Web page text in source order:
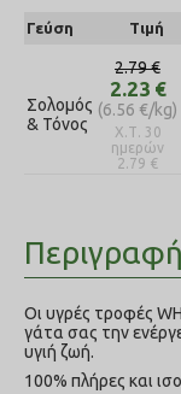
Γεύση Τιμή
Σολομός
& Τόνος
2.79€
2.23 €
(6.56 €/kg)
Χ.Τ. 30
ημερών
2.79 €
Περιγραφή
Οι υγρές τροφές
γάτα σας την
υγιή ζωή.
100% πλήρες και